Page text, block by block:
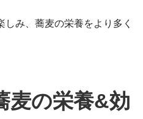
み、蕎麦の栄養をより多く
麦の栄養&効